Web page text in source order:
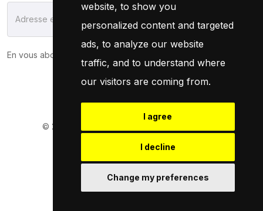
website, to show you
personalized content and targeted
ads, to analyze our website
traffic, and to understand where
our visitors are coming from.
I agree
I decline
Change my preferences
S'Abonner
En vous abonnant, vous acceptez notre
© 2026
Naro Dev